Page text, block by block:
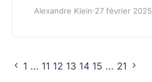
Alexandre Klein·27 février 2025
1 … 11 12 13 14 15 … 21